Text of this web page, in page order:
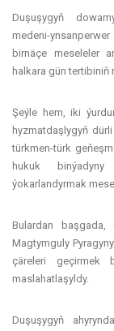
Duşuşygyň
medeni-
birnäçe meseleler
halkara gün tertibiniň
Şeýle hem, iki
hyzmatdaşlygyň
türkmen-türk
hukuk binýadyny
ýokarlandyrmak
Bulardan başgada,
Magtymguly
çäreleri geçirmek
maslahatlaşyldy.
Duşuşygyň